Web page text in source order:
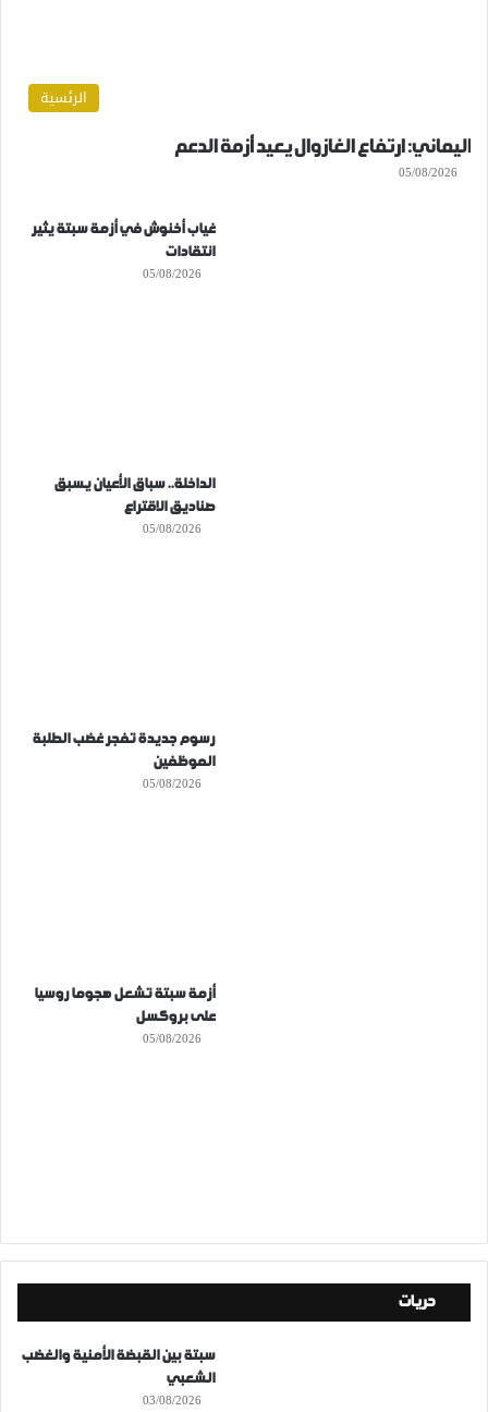
الرئسية
اليماني: ارتفاع الغازوال يعيد أزمة الدعم
05/08/2026
غياب أخنوش في أزمة سبتة يثير
انتقادات
05/08/2026
الداخلة.. سباق الأعيان يسبق
صناديق الاقتراع
05/08/2026
رسوم جديدة تفجر غضب الطلبة
الموظفين
05/08/2026
أزمة سبتة تشعل هجوما روسيا
على بروكسل
05/08/2026
حريات
سبتة بين القبضة الأمنية والغضب
الشعبي
03/08/2026